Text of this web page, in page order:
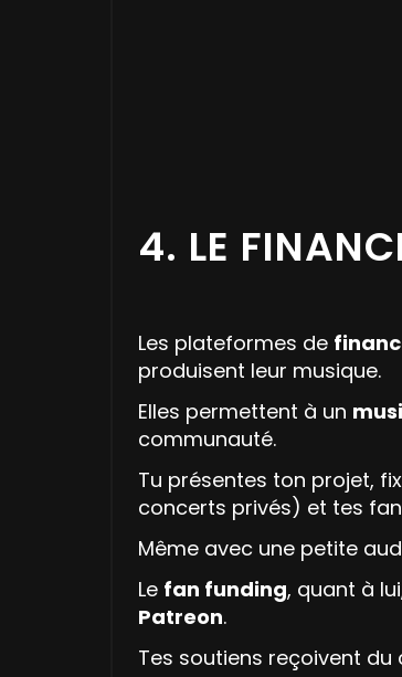
4. LE
Les plateformes de
produisent leur musique.
Elles permettent à un
communauté.
Tu présentes ton projet,
concerts privés) et tes
Même avec une petite
Le fan funding, quant à
Patreon.
Tes soutiens reçoivent du